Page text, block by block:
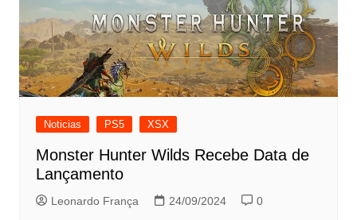
Noticias PS5 XSX
Monster Hunter Wilds Recebe Data de
Lançamento
Leonardo França 24/09/2024 0